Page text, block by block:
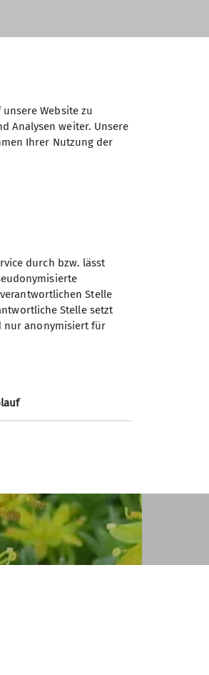
Website zu
Analysen weiter. Unsere
Ihrer Nutzung der
durch bzw. lässt
Stelle
Stelle setzt
nur anonymisiert für